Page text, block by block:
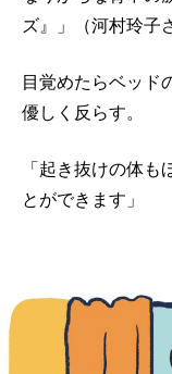
ズ』」（河村玲子
目覚めたらベッド
優しく反らす。
「起き抜けの体も
とができます」